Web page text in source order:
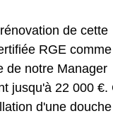
de cette
RGE comme
de notre Manager
jusqu'à 22 000 €.
d'une